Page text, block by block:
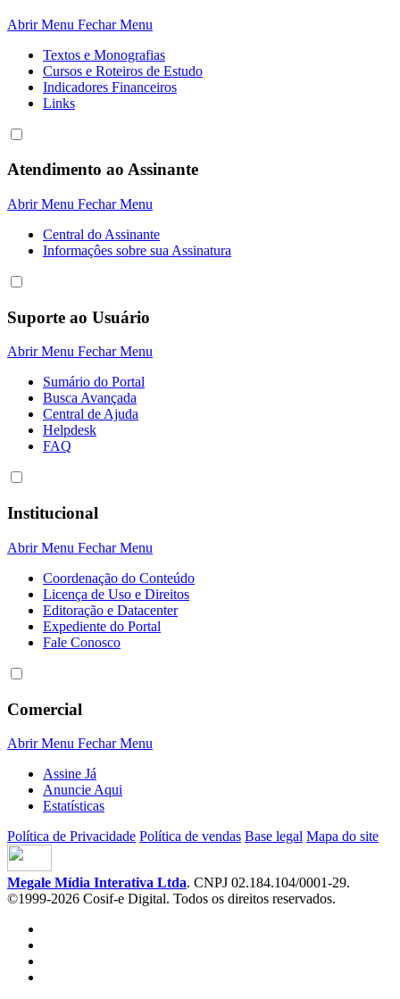
Abrir Menu Fechar Menu
Textos e Monografias
Cursos e Roteiros de Estudo
Indicadores Financeiros
Links
Atendimento ao Assinante
Abrir Menu Fechar Menu
Central do Assinante
Informaçôes sobre sua Assinatura
Suporte ao Usuário
Abrir Menu Fechar Menu
Sumário do Portal
Busca Avançada
Central de Ajuda
Helpdesk
FAQ
Institucional
Abrir Menu Fechar Menu
Coordenação do Conteúdo
Licença de Uso e Direitos
Editoração e Datacenter
Expediente do Portal
Fale Conosco
Comercial
Abrir Menu Fechar Menu
Assine Já
Anuncie Aqui
Estatísticas
Política de Privacidade Política de vendas Base legal Mapa do site
Megale Mídia Interativa Ltda. CNPJ 02.184.104/0001-29.
©1999-2026 Cosif-e Digital. Todos os direitos reservados.